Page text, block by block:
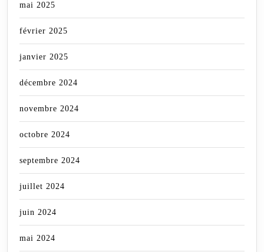
mai 2025
février 2025
janvier 2025
décembre 2024
novembre 2024
octobre 2024
septembre 2024
juillet 2024
juin 2024
mai 2024